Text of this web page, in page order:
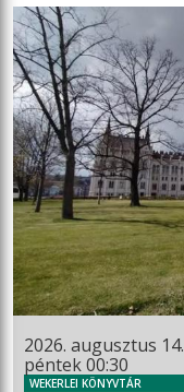
2026. augusztus 14.
péntek 00:30
WEKERLEI KÖNYVTÁR